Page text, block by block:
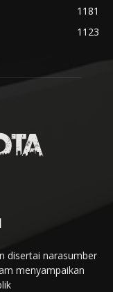
1181
1123
disertai narasumber
menyampaikan